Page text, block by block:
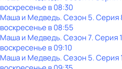
воскресенье в08:30
Маша и Медведь. Сезон 5. Серия
воскресенье в08:55
Маша и Медведь. Сезон 7. Серия
воскресенье в09:10
Маша и Медведь. Сезон 5. Серия